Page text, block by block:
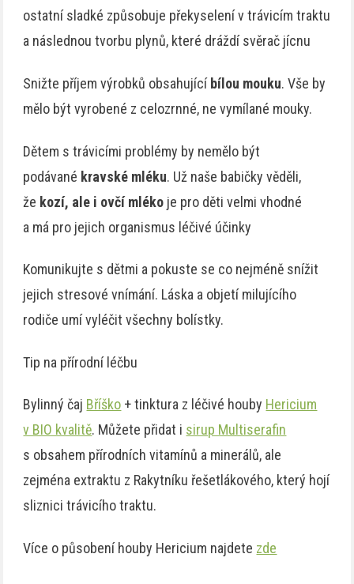
ostatní sladké způsobuje překyselení v trávicím traktu
a následnou tvorbu plynů, které dráždí svěrač jícnu
Snižte příjem výrobků obsahující bílou mouku. Vše by
mělo být vyrobené z celozrnné, ne vymílané mouky.
Dětem s trávicími problémy by nemělo být
podávané kravské mléku. Už naše babičky věděli,
že kozí, ale i ovčí mléko je pro děti velmi vhodné
a má pro jejich organismus léčivé účinky
Komunikujte s dětmi a pokuste se co nejméně snížit
jejich stresové vnímání. Láska a objetí milujícího
rodiče umí vyléčit všechny bolístky.
Tip na přírodní léčbu
Bylinný čaj Bříško + tinktura z léčivé houby Hericium
v BIO kvalitě. Můžete přidat i sirup Multiserafin
s obsahem přírodních vitamínů a minerálů, ale
zejména extraktu z Rakytníku řešetlákového, který hojí
sliznici trávicího traktu.
Více o působení houby Hericium najdete zde